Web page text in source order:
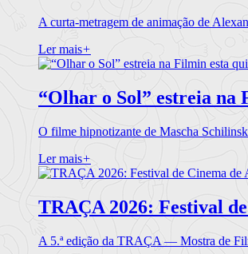
A curta-metragem de animação de
Ler mais+
“Olhar o Sol” estreia
O filme hipnotizante de Mascha
Ler mais+
TRAÇA 2026: Festival
A 5.ª edição da TRAÇA — Mostra de